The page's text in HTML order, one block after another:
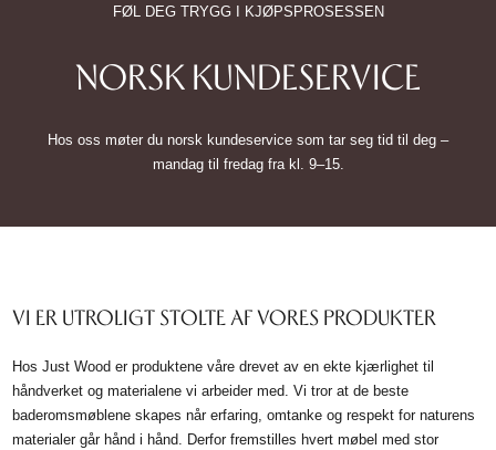
FØL DEG TRYGG I KJØPSPROSESSEN
NORSK KUNDESERVICE
Hos oss møter du norsk kundeservice som tar seg tid til deg –
mandag til fredag fra kl. 9–15.
VI ER UTROLIGT STOLTE AF VORES PRODUKTER
Hos Just Wood er produktene våre drevet av en ekte kjærlighet til
håndverket og materialene vi arbeider med. Vi tror at de beste
baderomsmøblene skapes når erfaring, omtanke og respekt for naturens
materialer går hånd i hånd. Derfor fremstilles hvert møbel med stor